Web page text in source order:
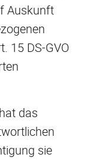
Auskunft
15 DS-GVO
das
sie